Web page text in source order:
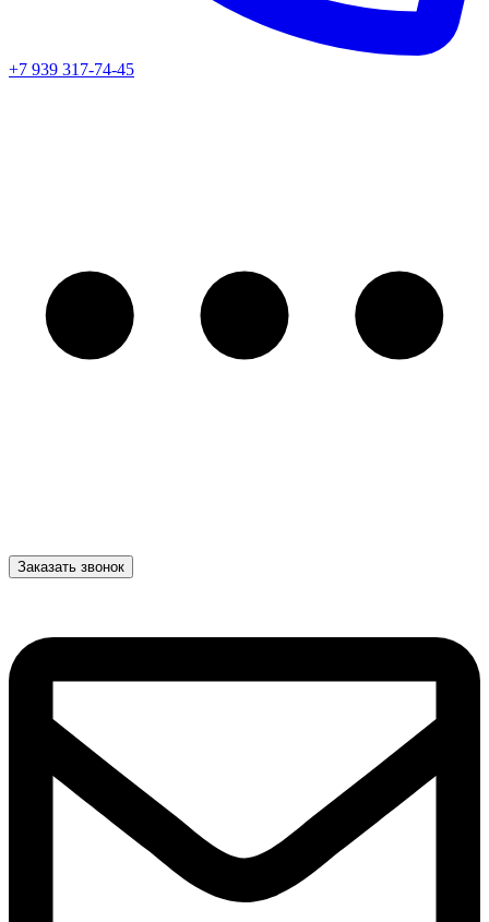
+7 939 317-74-45
Заказать звонок